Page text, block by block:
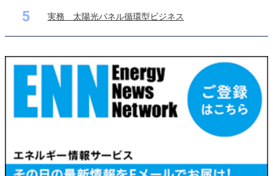
5 実務 太陽光パネル循環型ビジネス